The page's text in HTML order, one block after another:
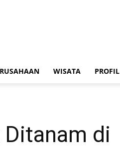
WISATA PROFIL
di